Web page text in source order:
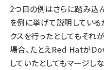
2つ目の例はさらに踏み込
を例に挙げて説明している
クスを行ったとしてもそ
場合、たとえRed Hatが
していたとしてもマージし